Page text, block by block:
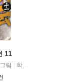
11
림
학산문화사